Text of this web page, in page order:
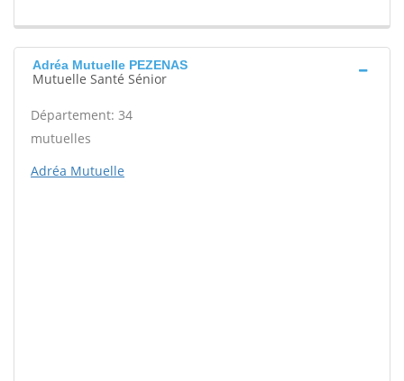
Adréa Mutuelle PEZENAS
Mutuelle Santé Sénior
Département: 34
mutuelles
Adréa Mutuelle